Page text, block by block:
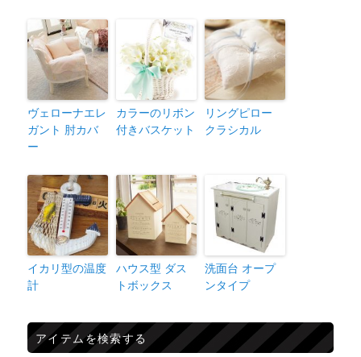
ヴェローナエレ
ガント 肘カバ
ー
カラーのリボン
付きバスケット
リングピロー
クラシカル
イカリ型の温度
計
ハウス型 ダス
トボックス
洗面台 オープ
ンタイプ
アイテムを検索する